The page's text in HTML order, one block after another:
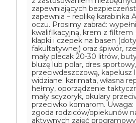
zapewniających
zapewnia – replikę karabinka
oczu. Prosimy zabrać:
kwalifikacyjną, krem z filtrem
klapki i czepek na basen
fakultatywnej) oraz śpiwór,
mały plecak 20-30 litrów,
bluzę lub polar, dres
przeciwdeszczową, kapelusz
widziane: karimata, własna
hełmy, oporządzenie
mały scyzoryk, okulary
przeciwko komarom.
zgoda rodziców/opiekunów
aktywnych zajęć